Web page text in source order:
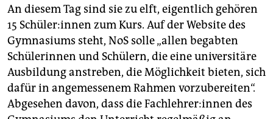
An diesem Tag sind sie zu elft, eigentlich gehören
15 Schü­le­r:in­nen zum Kurs. Auf der Website des
Gymnasiums steht, NoS solle „allen begabten
Schülerinnen und Schülern, die eine universitäre
Ausbildung anstreben, die Möglichkeit bieten, sich
dafür in angemessenem Rahmen vorzubereiten“.
Abgesehen davon, dass die Fach­leh­re­r:in­nen des